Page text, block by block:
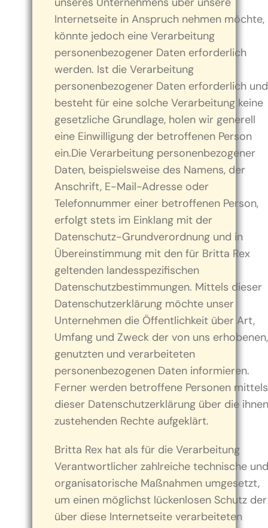
Internetseite in Anspruch nehmen möchte,
könnte jedoch eine Verarbeitung
personenbezogener Daten erforderlich
werden. Ist die Verarbeitung
personenbezogener Daten erforderlich und
besteht für eine solche Verarbeitung keine
gesetzliche Grundlage, holen wir generell
eine Einwilligung der betroffenen Person
ein.Die Verarbeitung personenbezogener
Daten, beispielsweise des Namens, der
Anschrift, E-Mail-Adresse oder
Telefonnummer einer betroffenen Person,
erfolgt stets im Einklang mit der
Datenschutz-Grundverordnung und in
Übereinstimmung mit den für Britta Rex
geltenden landesspezifischen
Datenschutzbestimmungen. Mittels dieser
Datenschutzerklärung möchte unser
Unternehmen die Öffentlichkeit über Art,
Umfang und Zweck der von uns erhobenen,
genutzten und verarbeiteten
personenbezogenen Daten informieren.
Ferner werden betroffene Personen mittels
dieser Datenschutzerklärung über die ihnen
zustehenden Rechte aufgeklärt.
Britta Rex hat als für die Verarbeitung
Verantwortlicher zahlreiche technische und
organisatorische Maßnahmen umgesetzt,
um einen möglichst lückenlosen Schutz der
über diese Internetseite verarbeiteten